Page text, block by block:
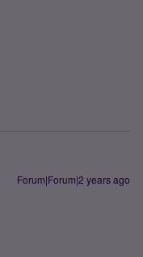
Forum|Forum|2 years ago